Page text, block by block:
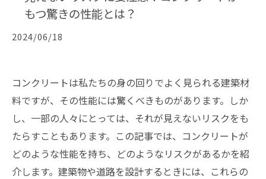
もつ驚きの性能とは？
2024/06/18
コンクリートは私たちの身の回りでよく見られる建築材
料ですが、その性能には驚くべきものがあります。しか
し、一部の人々にとっては、それが見えないリスクをも
たらすこともあります。この記事では、コンクリートが
どのような性能を持ち、どのようなリスクがあるかを紹
介します。建築物や道路を設計するときには、これらの